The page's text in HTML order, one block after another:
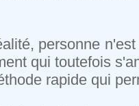
personne
qui toutefois
rapide qui